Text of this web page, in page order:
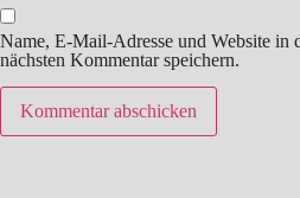
Name, E-Mail-Adresse und Website in
nächsten Kommentar speichern.